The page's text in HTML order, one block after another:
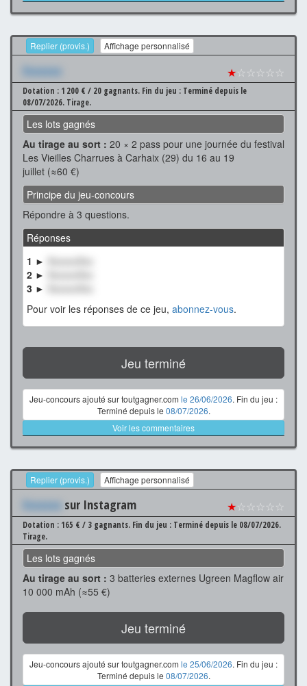
Replier (provis.) Affichage personnalisé
Xxxxxxx ★☆☆☆☆☆
Dotation : 1 200 € / 20 gagnants. Fin du jeu : Terminé depuis le
08/07/2026. Tirage.
Les lots gagnés
Au tirage au sort : 20 × 2 pass pour une journée du festival
Les Vieilles Charrues à Carhaix (29) du 16 au 19
juillet (≈60 €)
Principe du jeu-concours
Répondre à 3 questions.
Réponses
1 ►
XxxxxxXxx
2 ►
3 ►
Pour voir les réponses de ce jeu, abonnez-vous.
Jeu terminé
Jeu-concours ajouté sur toutgagner.com le 26/06/2026. Fin du jeu :
Terminé depuis le 08/07/2026.
Voir les commentaires
Replier (provis.) Affichage personnalisé
Xxxxxxx sur Instagram ★☆☆☆☆☆
Dotation : 165 € / 3 gagnants. Fin du jeu : Terminé depuis le 08/07/2026.
Tirage.
Les lots gagnés
Au tirage au sort : 3 batteries externes Ugreen Magflow air
10 000 mAh (≈55 €)
Jeu terminé
Jeu-concours ajouté sur toutgagner.com le 25/06/2026. Fin du jeu :
Terminé depuis le 08/07/2026.